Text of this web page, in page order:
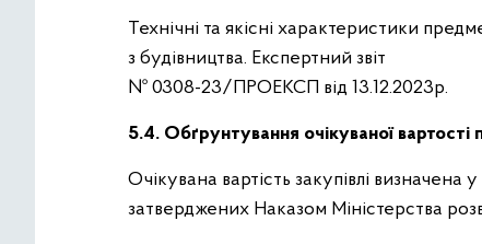
Технічні та якісні характеристики
з будівництва. Експертний звіт
№ 0308-23/ПРОЕКСП від 13.12.2023р.
5.4. Обґрунтування очікуваної вартості
Очікувана вартість закупівлі
затверджених Наказом Міністерства